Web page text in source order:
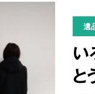
遺
い
と